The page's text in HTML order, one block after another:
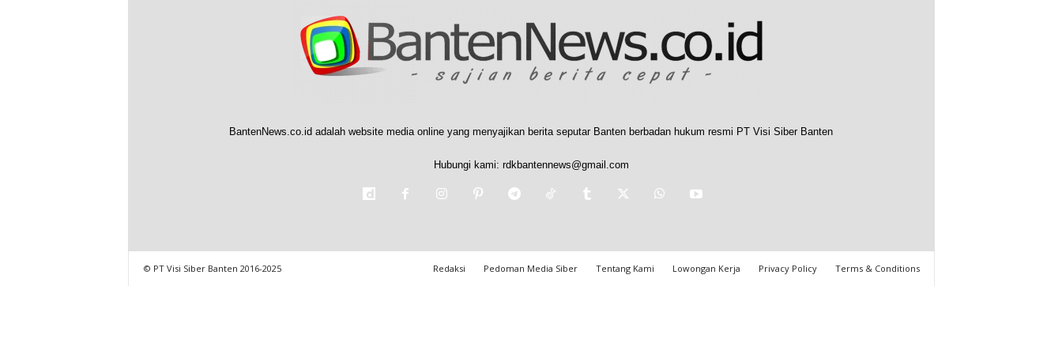
BantenNews.co.id adalah website media online yang menyajikan berita seputar Banten berbadan hukum resmi PT Visi Siber Banten
Hubungi kami: rdkbantennews@gmail.com
Redaksi Pedoman Media Siber Tentang Kami Lowongan Kerja Privacy Policy Terms & Conditions
© PT Visi Siber Banten 2016-2025